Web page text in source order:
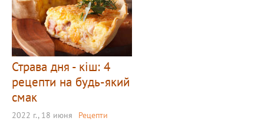
Страва дня - кіш: 4
рецепти на будь-який
смак
2022 г., 18 июня Рецепти